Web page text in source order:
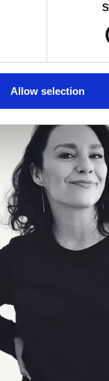
Allow selection
nastawionej